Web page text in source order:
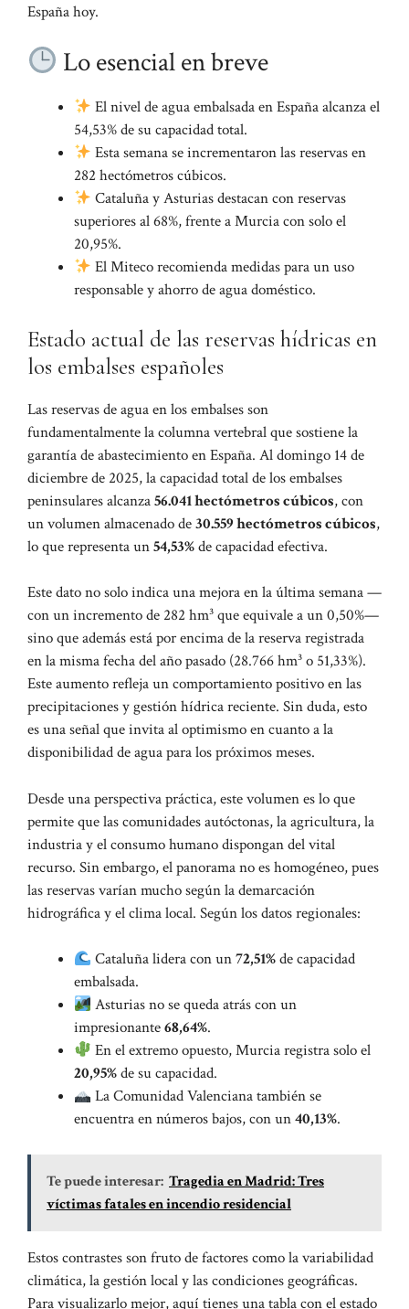
España hoy.
Lo esencial en breve
El nivel de agua embalsada en España alcanza el
54,53% de su capacidad total.
Esta semana se incrementaron las reservas en
282 hectómetros cúbicos.
Cataluña y Asturias destacan con reservas
superiores al 68%, frente a Murcia con solo el
20,95%.
El Miteco recomienda medidas para un uso
responsable y ahorro de agua doméstico.
Estado actual de las reservas hídricas en
los embalses españoles
Las reservas de agua en los embalses son
fundamentalmente la columna vertebral que sostiene la
garantía de abastecimiento en España. Al domingo 14 de
diciembre de 2025, la capacidad total de los embalses
peninsulares alcanza56.041 hectómetros cúbicos, con
un volumen almacenado de30.559 hectómetros cúbicos,
lo que representa un54,53%de capacidad efectiva.
Este dato no solo indica una mejora en la última semana —
con un incremento de 282 hm³ que equivale a un 0,50%—
sino que además está por encima de la reserva registrada
en la misma fecha del año pasado (28.766 hm³ o 51,33%).
Este aumento refleja un comportamiento positivo en las
precipitaciones y gestión hídrica reciente. Sin duda, esto
es una señal que invita al optimismo en cuanto a la
disponibilidad de agua para los próximos meses.
Desde una perspectiva práctica, este volumen es lo que
permite que las comunidades autóctonas, la agricultura, la
industria y el consumo humano dispongan del vital
recurso. Sin embargo, el panorama no es homogéneo, pues
las reservas varían mucho según la demarcación
hidrográfica y el clima local. Según los datos regionales:
Cataluña lidera con un72,51%de capacidad
embalsada.
Asturias no se queda atrás con un
impresionante68,64%.
En el extremo opuesto, Murcia registra solo el
20,95%de su capacidad.
La Comunidad Valenciana también se
encuentra en números bajos, con un40,13%.
Te puede interesar: Tragedia en Madrid: Tres
víctimas fatales en incendio residencial
Estos contrastes son fruto de factores como la variabilidad
climática, la gestión local y las condiciones geográficas.
Para visualizarlo mejor, aquí tienes una tabla con el estado